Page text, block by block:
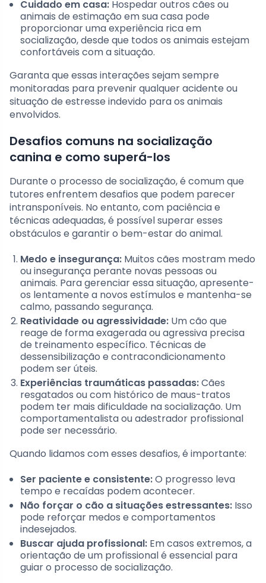
Cuidado em casa: Hospedar outros cães ou
animais de estimação em sua casa pode
proporcionar uma experiência rica em
socialização, desde que todos os animais estejam
confortáveis com a situação.
Garanta que essas interações sejam sempre
monitoradas para prevenir qualquer acidente ou
situação de estresse indevido para os animais
envolvidos.
Desafios comuns na socialização
canina e como superá-los
Durante o processo de socialização, é comum que
tutores enfrentem desafios que podem parecer
intransponíveis. No entanto, com paciência e
técnicas adequadas, é possível superar esses
obstáculos e garantir o bem-estar do animal.
Medo e insegurança: Muitos cães mostram medo
ou insegurança perante novas pessoas ou
animais. Para gerenciar essa situação, apresente-
os lentamente a novos estímulos e mantenha-se
calmo, passando segurança.
Reatividade ou agressividade: Um cão que
reage de forma exagerada ou agressiva precisa
de treinamento específico. Técnicas de
dessensibilização e contracondicionamento
podem ser úteis.
Experiências traumáticas passadas:Cães
resgatados ou com histórico de maus-tratos
podem ter mais dificuldade na socialização. Um
comportamentalista ou adestrador profissional
pode ser necessário.
Quando lidamos com esses desafios, é importante:
Ser paciente e consistente:O progresso leva
tempo e recaídas podem acontecer.
Não forçar o cão a situações estressantes: Isso
pode reforçar medos e comportamentos
indesejados.
Buscar ajuda profissional: Em casos extremos, a
orientação de um profissional é essencial para
guiar o processo de socialização.